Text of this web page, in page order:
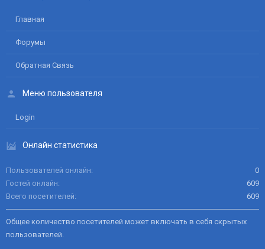
Главная
Форумы
Обратная Связь
Меню пользователя
Login
Онлайн статистика
Пользователей онлайн
0
Гостей онлайн
609
Всего посетителей
609
Общее количество посетителей может включать в себя скрытых
пользователей.